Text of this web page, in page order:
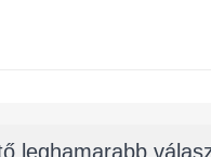
leghamarabb